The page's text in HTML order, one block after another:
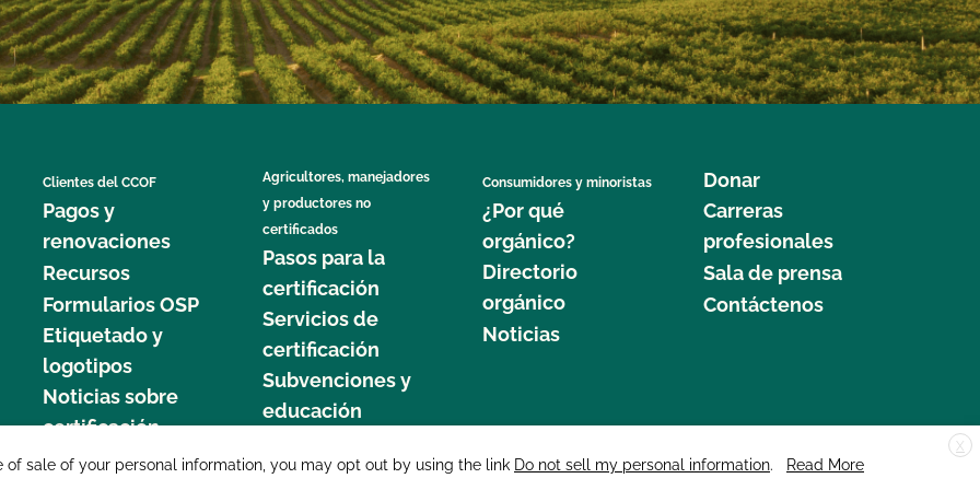
Clientes del CCOF
Pagos y
renovaciones
Recursos
Formularios OSP
Etiquetado y
logotipos
Noticias sobre
certificación
Agricultores, manejadores
y productores no
certificados
Pasos para la
certificación
Servicios de
certificación
Subvenciones y
educación
Consumidores y minoristas
¿Por qué
orgánico?
Directorio
orgánico
Noticias
Donar
Carreras
profesionales
Sala de prensa
Contáctenos
877 Cedar Street, Suite 248, Santa Cruz, CA 95060 © 2025 CCOF.org
X
sale of your personal information, you may opt out by using the link Do not sell my personal information.
Read More